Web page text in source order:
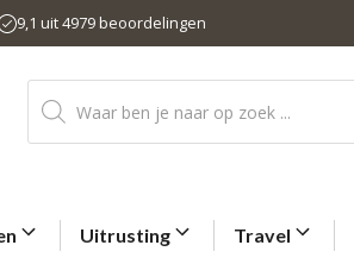
9,1 uit 4979 beoordelingen
Producten
zoeken
Uitrusting Travel